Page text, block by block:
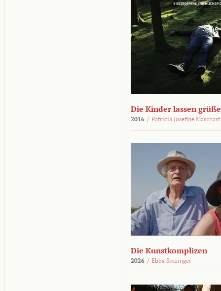
Die Kinder lassen
2016 / Patricia Josefine Marchart
Die Kunstkomplizen
2026 / Ebba Sinzinger